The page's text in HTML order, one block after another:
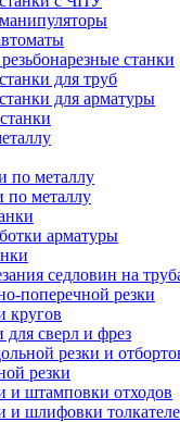
станки
для труб
для арматуры
по металлу
по металлу
арматуры
седловин на
поперечной резки
кругов
для сверл и фрез
резки и
резки
и штамповки отходов
и шлифовки